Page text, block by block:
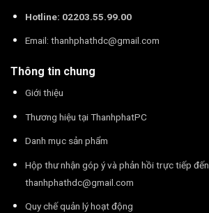
Hotline: 02203.55.99.00
Email: thanhphathdc@gmail.com
Thông tin chung
Giới thiệu
Thương hiệu tại ThanhphatPC
Danh mục sản phẩm
Hộp thư nhận góp ý và phản hồi trực tiếp đến
thanhphathdc@gmail.com
Quy chế quản lý hoạt động